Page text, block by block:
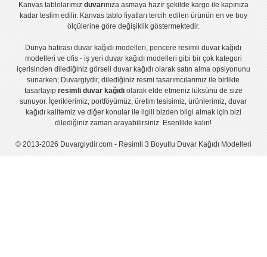
Kanvas tablolarımız duvarınıza asmaya hazır şekilde kargo ile kapınıza
kadar teslim edilir. Kanvas tablo fiyatlarıtercih edilen ürünün en ve boy
ölçülerine göre değişiklik göstermektedir.
Dünya hatirası duvar kağıdı modelleri,pencere resimli duvar kağıdı
modelleri ve ofis - iş yeri duvar kağıdı modelleri gibi bir çok kategori
içerisinden dilediğiniz görseli duvar kağıdı olarak satın alma opsiyonunu
sunarken; Duvargiydir, dilediğiniz resmi tasarımcılarımız ile birlikte
tasarlayıp resimli duvar kağıdıolarak elde etmeniz lüksünü de size
sunuyor. İçeriklerimiz, portföyümüz, üretim tesisimiz, ürünlerimiz, duvar
kağıdı kalitemiz ve diğer konular ile ilgili bizden bilgi almak için bizi
dilediğiniz zaman arayabilirsiniz. Esenlikle kalın!
© 2013-2026 Duvargiydir.com - Resimli 3 Boyutlu Duvar Kağıdı Modelleri